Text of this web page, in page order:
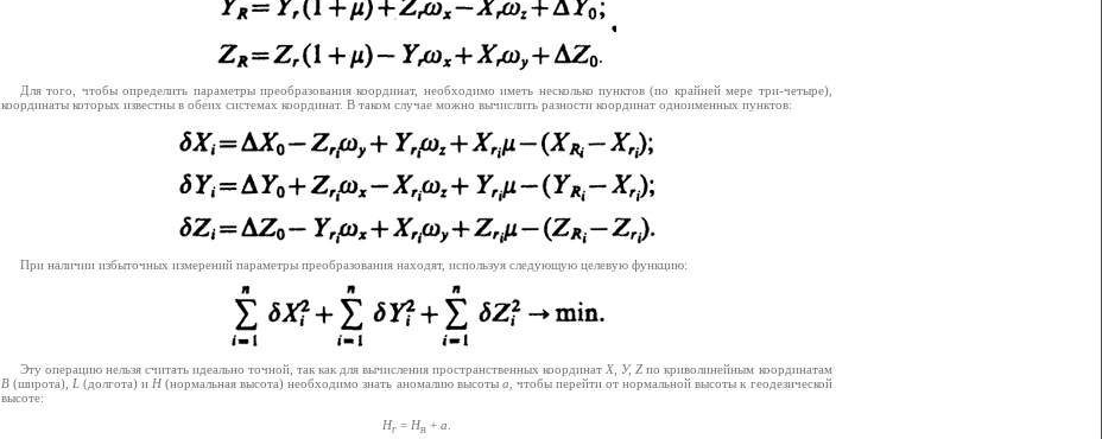
Для того, чтобы определить параметры преобразования координат, необходимо иметь несколько пунктов (по крайней мере три-четыре),
координаты которых известны в обеих системах координат. В таком случае можно вычислить разности координат одноименных пунктов:
При наличии избыточных измерений параметры преобразования находят, используя следующую целевую функцию:
Эту операцию нельзя считать идеально точной, так как для вычисления пространственных координат X, У, Z по криволинейным координатам
В(широта), L(долгота) и H (нормальная высота) необходимо знать аномалию высоты a , чтобы перейти от нормальной высоты к геодезической
высоте:
Hr= Hн+ a